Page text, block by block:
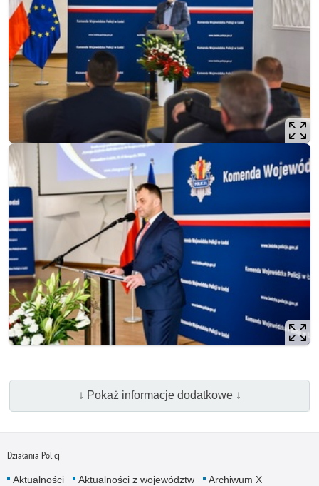
↓ Pokaż informacje dodatkowe ↓
Działania Policji
Aktualności Aktualności z województw
Archiwum X